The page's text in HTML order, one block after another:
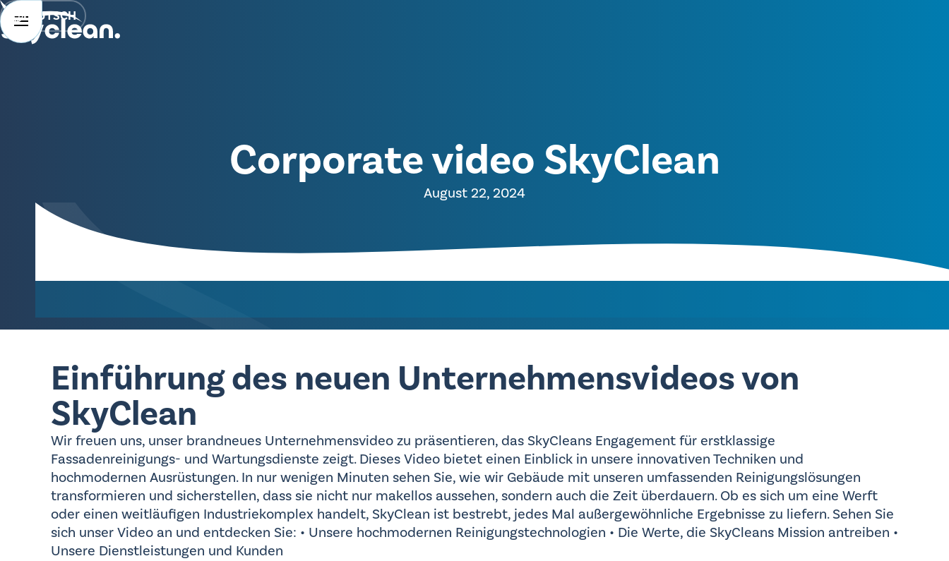
DEUTSCH
Corporate video SkyClean
August 22, 2024
Einführung des neuen Unternehmensvideos von
SkyClean
Wir freuen uns, unser brandneues Unternehmensvideo zu präsentieren, das SkyCleans Engagement für erstklassige
Fassadenreinigungs- und Wartungsdienste zeigt. Dieses Video bietet einen Einblick in unsere innovativen Techniken und
hochmodernen Ausrüstungen. In nur wenigen Minuten sehen Sie, wie wir Gebäude mit unseren umfassenden Reinigungslösungen
transformieren und sicherstellen, dass sie nicht nur makellos aussehen, sondern auch die Zeit überdauern. Ob es sich um eine Werft
oder einen weitläufigen Industriekomplex handelt, SkyClean ist bestrebt, jedes Mal außergewöhnliche Ergebnisse zu liefern. Sehen Sie
sich unser Video an und entdecken Sie: • Unsere hochmodernen Reinigungstechnologien • Die Werte, die SkyCleans Mission antreiben •
Unsere Dienstleistungen und Kunden